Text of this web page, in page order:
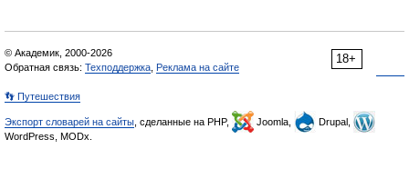
18+
© Академик, 2000-2026
Обратная связь: Техподдержка Реклама на сайте
👣 Путешествия
Экспорт словарей на сайты , сделанные на PHP, Joomla,
Drupal,
WordPress, MODx.